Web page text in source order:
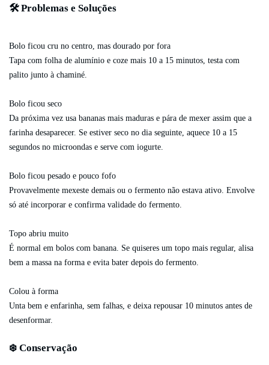
🛠️ Problemas e Soluções
Bolo ficou cru no centro, mas dourado por fora
Tapa com folha de alumínio e coze mais 10 a 15 minutos, testa com
palito junto à chaminé.
Bolo ficou seco
Da próxima vez usa bananas mais maduras e pára de mexer assim que a
farinha desaparecer. Se estiver seco no dia seguinte, aquece 10 a 15
segundos no microondas e serve com iogurte.
Bolo ficou pesado e pouco fofo
Provavelmente mexeste demais ou o fermento não estava ativo. Envolve
só até incorporar e confirma validade do fermento.
Topo abriu muito
É normal em bolos com banana. Se quiseres um topo mais regular, alisa
bem a massa na forma e evita bater depois do fermento.
Colou à forma
Unta bem e enfarinha, sem falhas, e deixa repousar 10 minutos antes de
desenformar.
❄️ Conservação